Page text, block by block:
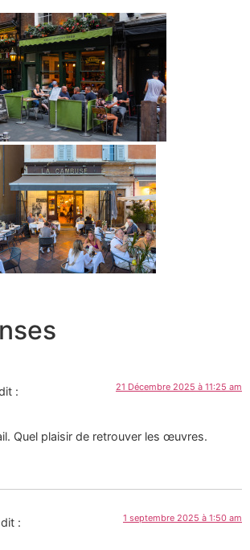
: 21 Décembre 2025 à 11:25 am
Quel plaisir de retrouver les œuvres.
dit : 1 septembre 2025 à 1:50 am